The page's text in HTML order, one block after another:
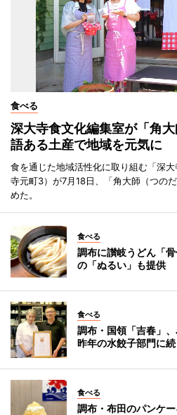
食べる
深大寺食文化編集室が「角
語ある土産で地域を元気に
食を通じた地域活性化に取り組む「深
寺元町3）が7月18日、「角大師（つの
めた。
食べる
調布に讃岐うどん「
の「ぬるい」も提供
食べる
調布・国領「吉春」
昨年の水餃子部門に続
食べる
調布・布田のパンケ